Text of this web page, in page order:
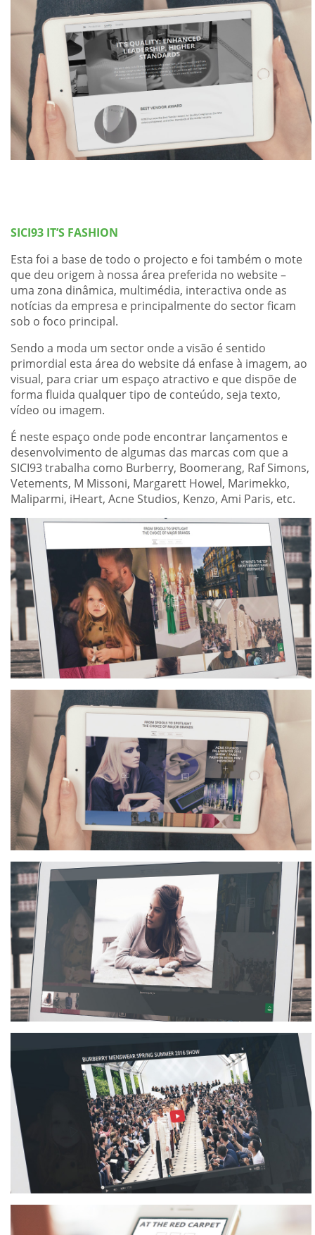
SICI93 IT’S FASHION
Esta foi a base de todo o projecto e foi também o mote
que deu origem à nossa área preferida no website –
uma zona dinâmica, multimédia, interactiva onde as
notícias da empresa e principalmente do sector ficam
sob o foco principal.
Sendo a moda um sector onde a visão é sentido
primordial esta área do website dá enfase à imagem, ao
visual, para criar um espaço atractivo e que dispõe de
forma fluida qualquer tipo de conteúdo, seja texto,
vídeo ou imagem.
É neste espaço onde pode encontrar lançamentos e
desenvolvimento de algumas das marcas com que a
SICI93 trabalha como Burberry, Boomerang, Raf Simons,
Vetements, M Missoni, Margarett Howel, Marimekko,
Maliparmi, iHeart, Acne Studios, Kenzo, Ami Paris, etc.